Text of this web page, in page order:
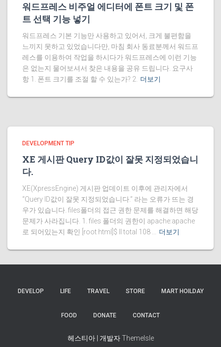
워드프레스 비주얼 에디터에 폰트 크기 및 폰
트 선택 기능 넣기
워드프레스 기본 기능만 사용하고 있어서, 크게 불편함을
느끼지 못하고 있었습니다만, 마침 회사 동료분께서 워드프
레스를 이용하여 작업을 하시다가 워드프레스에 이런 기능
은 없는지 물어보셔서 찾은 내용을 공유 드립니다. 요구사
항 1. 폰트 크기를 조절 할 수 있는가? 2. 더보기
DEVELOPMENT TIP
XE 게시판 Query ID값이 잘못 지정되었습니
다.
XE(XpressEngine) 게시판 업데이트 이후에 관리자에서
“Query ID값이 잘못 지정되었습니다.” 라는 오류가 뜨는 경
우가 있습니다. files폴더의 접근 권한 문제를 해결하면 해당
문제가 사라집니다. 1. files 폴더의 권한이 apache:apache
로 되어있는지 확인 [root html]$ ll total 108 ... 더보기
DEVELOP LIFE TRAVEL STORE MART HOILDAY
FOOD DONATE CONTACT
헤스티아 | 개발자ThemeIsle